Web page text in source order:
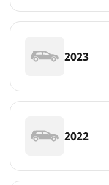
2023
2022